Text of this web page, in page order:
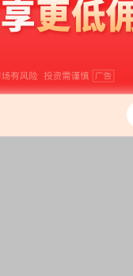
议。据此操作，风险自担。